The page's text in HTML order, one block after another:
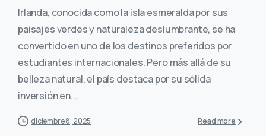
Irlanda, conocida como la isla esmeralda por sus
paisajes verdes y naturaleza deslumbrante, se ha
convertido en uno de los destinos preferidos por
estudiantes internacionales. Pero más allá de su
belleza natural, el país destaca por su sólida
inversión en...
diciembre 8, 2025 Read more